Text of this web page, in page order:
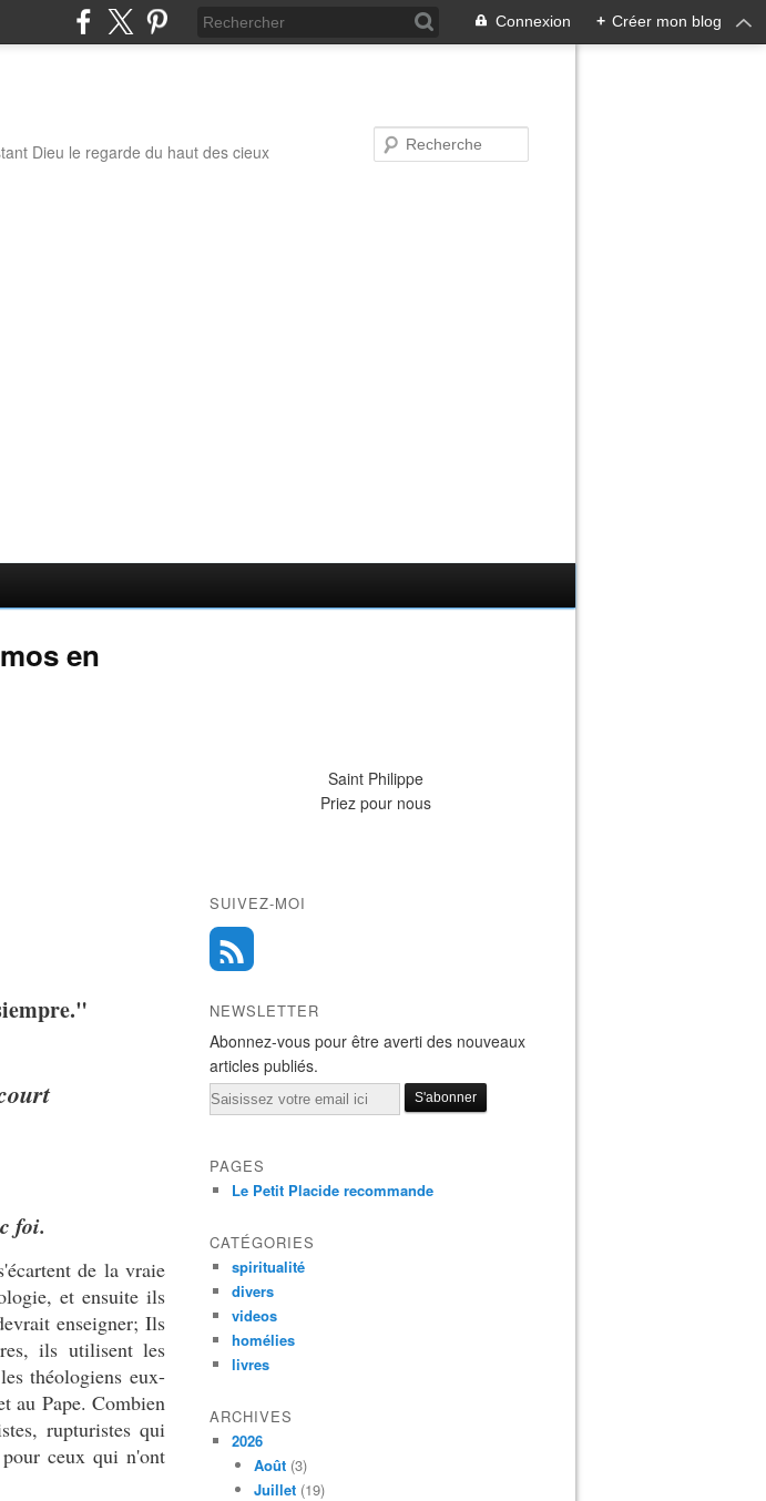
Connexion + Créer mon blog
Dieu le regarde du haut des cieux
en
foi.
de la vraie
et ensuite ils
enseigner; Ils
ils utilisent les
théologiens eux-
au Pape. Combien
rupturistes qui
ceux qui n'ont
Saint Philippe
Priez pour nous
SUIVEZ-MOI
NEWSLETTER
Abonnez-vous pour être averti des nouveaux
articles publiés.
Email
PAGES
Le Petit Placide recommande
CATÉGORIES
spiritualité
divers
videos
homélies
livres
ARCHIVES
2026
Août (3)
Juillet (19)